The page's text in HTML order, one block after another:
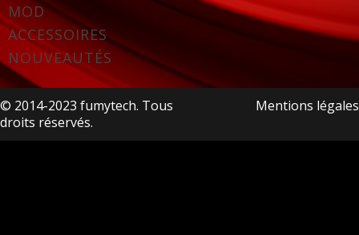
MOD
ACCESSOIRES
NOUVEAUTÉS
© 2014-2023 fumytech. Tous
droits réservés.
Mentions légales